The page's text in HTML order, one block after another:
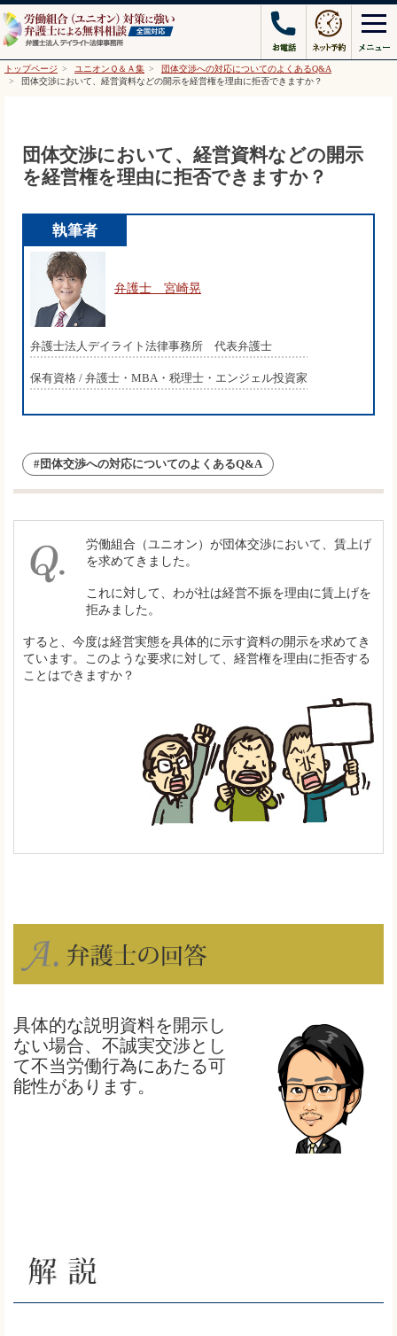
トップページ ユニオンＱ＆Ａ集
団体交渉への対応についてのよくあるQ&A
団体交渉において、経営資料などの開示を経営権を理由に拒否できますか？
団体交渉において、経営資料などの開示
を経営権を理由に拒否できますか？
執筆者
弁護士 宮崎晃
弁護士法人デイライト法律事務所 代表弁護士
保有資格 / 弁護士・MBA・税理士・エンジェル投資家
#団体交渉への対応についてのよくあるQ&A
労働組合（ユニオン）が団体交渉において、賃上げ
を求めてきました。
これに対して、わが社は経営不振を理由に賃上げを
拒みました。
すると、今度は経営実態を具体的に示す資料の開示を求めてき
ています。このような要求に対して、経営権を理由に拒否する
ことはできますか？
具体的な説明資料を開示し
ない場合、不誠実交渉とし
て不当労働行為にあたる可
能性があります。